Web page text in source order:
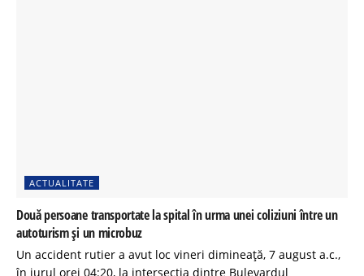
ACTUALITATE
Două persoane transportate la spital în urma unei coliziuni între un
autoturism și un microbuz
Un accident rutier a avut loc vineri dimineață, 7 august a.c.,
în jurul orei 04:20, la intersecția dintre Bulevardul